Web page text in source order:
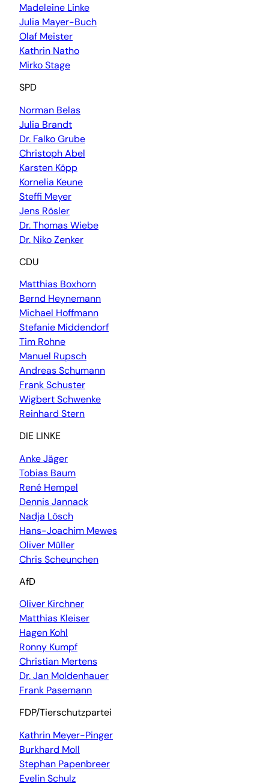
Madeleine Linke
Julia Mayer-Buch
Olaf Meister
Kathrin Natho
Mirko Stage
SPD
Norman Belas
Julia Brandt
Dr. Falko Grube
Christoph Abel
Karsten Köpp
Kornelia Keune
Steffi Meyer
Jens Rösler
Dr. Thomas Wiebe
Dr. Niko Zenker
CDU
Matthias Boxhorn
Bernd Heynemann
Michael Hoffmann
Stefanie Middendorf
Tim Rohne
Manuel Rupsch
Andreas Schumann
Frank Schuster
Wigbert Schwenke
Reinhard Stern
DIE LINKE
Anke Jäger
Tobias Baum
René Hempel
Dennis Jannack
Nadja Lösch
Hans-Joachim Mewes
Oliver Müller
Chris Scheunchen
AfD
Oliver Kirchner
Matthias Kleiser
Hagen Kohl
Ronny Kumpf
Christian Mertens
Dr. Jan Moldenhauer
Frank Pasemann
FDP/Tierschutzpartei
Kathrin Meyer-Pinger
Burkhard Moll
Stephan Papenbreer
Evelin Schulz